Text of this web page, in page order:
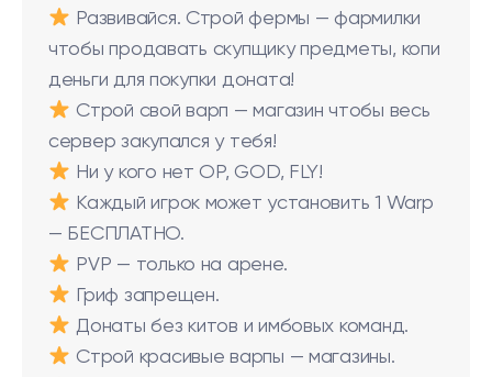
Развивайся. Строй фермы — фармилки
чтобы продавать скупщику предметы, копи
деньги для покупки доната!
Строй свой варп — магазин чтобы весь
сервер закупался у тебя!
Ни у кого нет OP, GOD, FLY!
Каждый игрок может установить 1 Warp
— БЕСПЛАТНО.
PVP — только на арене.
Гриф запрещен.
Донаты без китов и имбовых команд.
Строй красивые варпы — магазины.